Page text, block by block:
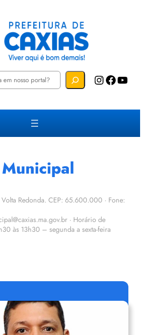
Instagram Facebook YouTube
Volta Redonda. CEP: 65.600.000 · Fone:
· Horário de
às 13h30 – segunda a sexta-feira